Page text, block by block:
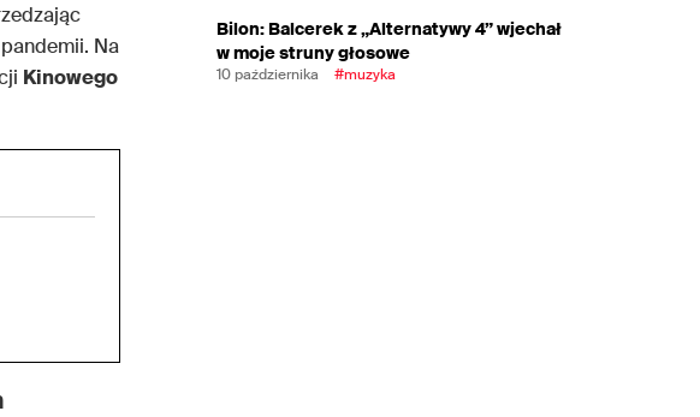
Na
Kinowego
Bilon: Balcerek z „Alternatywy 4” wjechał
w moje struny głosowe
10 października #muzyka